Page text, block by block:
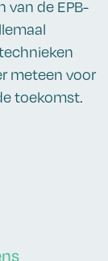
van de EPB-
meteen voor
toekomst.